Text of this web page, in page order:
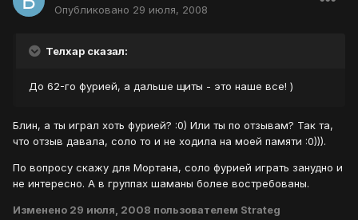
Опубликовано 29 июля, 2008
Телхар сказал:
До 62-го фурией, а дальше щиты - это наше все! )
Блин, а ты играл хоть фурией? :0) Или ты по отзывам? Так та,
что отзыв давала, соло то и не ходила на моей памяти :0))).
По вопросу скажу для Мортана, соло фурией играть занудно и
не интересно. А в группах шаманы более востребованы.
Изменено 29 июля, 2008 пользователем Strateg